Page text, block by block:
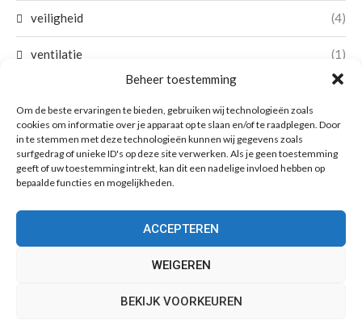
Beheer toestemming
Om de beste ervaringen te bieden, gebruiken wij technologieën zoals
cookies om informatie over je apparaat op te slaan en/of te raadplegen. Door
in te stemmen met deze technologieën kunnen wij gegevens zoals
surfgedrag of unieke ID's op deze site verwerken. Als je geen toestemming
geeft of uw toestemming intrekt, kan dit een nadelige invloed hebben op
bepaalde functies en mogelijkheden.
ACCEPTEREN
WEIGEREN
BEKIJK VOORKEUREN
veiligheid (4)
ventilatie (1)
verftechniek (5)
verhuizen (2)